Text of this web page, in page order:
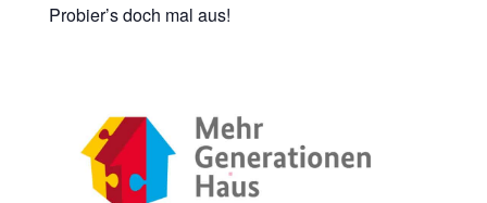
Probier’s doch mal aus!